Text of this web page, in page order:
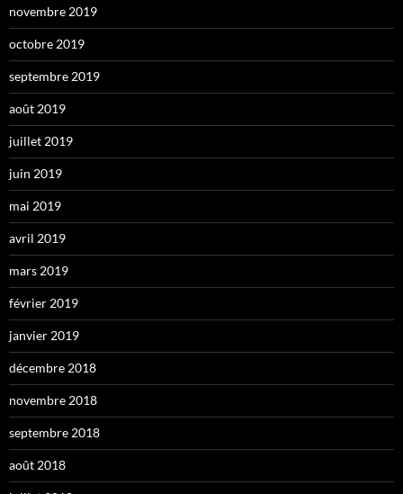
novembre 2019
octobre 2019
septembre 2019
août 2019
juillet 2019
juin 2019
mai 2019
avril 2019
mars 2019
février 2019
janvier 2019
décembre 2018
novembre 2018
septembre 2018
août 2018